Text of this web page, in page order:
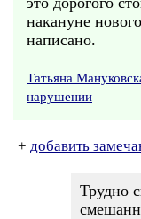
накануне
написано.
Татьяна
нарушении
+ добавить
Трудно